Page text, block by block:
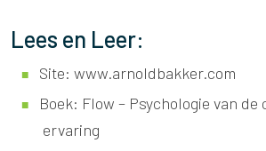
Lees en Leer:
Site:www.arnoldbakker.com
Boek: Flow – Psychologie van de
ervaring